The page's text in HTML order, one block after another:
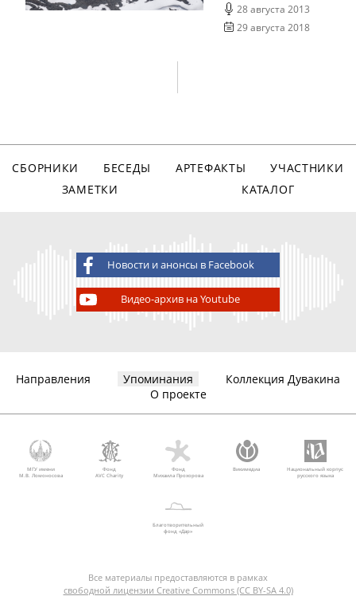
28 августа 2013
29 августа 2018
СБОРНИКИ БЕСЕДЫ АРТЕФАКТЫ
УЧАСТНИКИ
ЗАМЕТКИ
КАТАЛОГ
Новости и анонсы в Facebook
Видео-архив на Youtube
Направления Упоминания
Коллекция Дувакина
О проекте
МГУ имени
М.В. Ломоносова
Фонд
AVC Charity
Фонд
Михаила Прохорова
Викимедиа
Национальный корпус
русского языка
Благотворительный
фонд «Дар»
Все материалы предоставляются в рамках
свободной лицензии Creative Commons (CC BY-SA 4.0)